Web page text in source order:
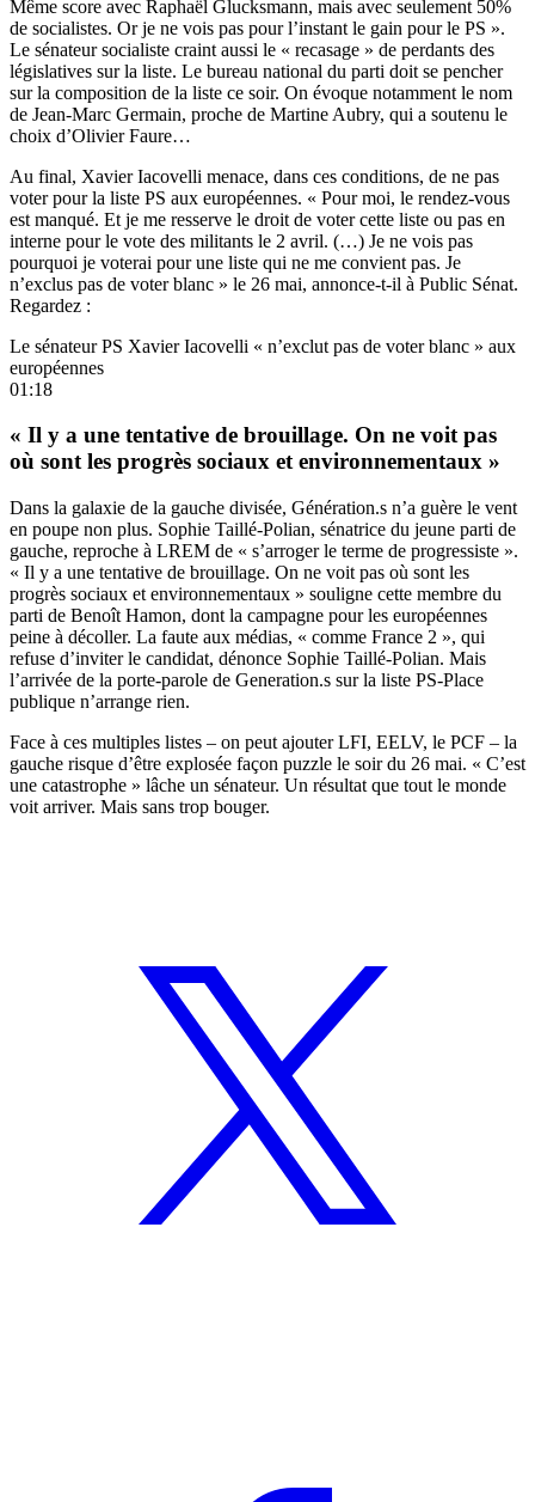
Même score avec Raphaël Glucksmann, mais avec seulement 50%
de socialistes. Or je ne vois pas pour l’instant le gain pour le PS ».
Le sénateur socialiste craint aussi le « recasage » de perdants des
législatives sur la liste. Le bureau national du parti doit se pencher
sur la composition de la liste ce soir. On évoque notamment le nom
de Jean-Marc Germain, proche de Martine Aubry, qui a soutenu le
choix d’Olivier Faure…
Au final, Xavier Iacovelli menace, dans ces conditions, de ne pas
voter pour la liste PS aux européennes. « Pour moi, le rendez-vous
est manqué. Et je me resserve le droit de voter cette liste ou pas en
interne pour le vote des militants le 2 avril. (…) Je ne vois pas
pourquoi je voterai pour une liste qui ne me convient pas. Je
n’exclus pas de voter blanc » le 26 mai, annonce-t-il à Public Sénat.
Regardez :
Le sénateur PS Xavier Iacovelli « n’exclut pas de voter blanc » aux
européennes
01:18
« Il y a une tentative de brouillage. On ne voit pas
où sont les progrès sociaux et environnementaux »
Dans la galaxie de la gauche divisée, Génération.s n’a guère le vent
en poupe non plus. Sophie Taillé-Polian, sénatrice du jeune parti de
gauche, reproche à LREM de « s’arroger le terme de progressiste ».
« Il y a une tentative de brouillage. On ne voit pas où sont les
progrès sociaux et environnementaux » souligne cette membre du
parti de Benoît Hamon, dont la campagne pour les européennes
peine à décoller. La faute aux médias, « comme France 2 », qui
refuse d’inviter le candidat, dénonce Sophie Taillé-Polian. Mais
l’arrivée de la porte-parole de Generation.s sur la liste PS-Place
publique n’arrange rien.
Face à ces multiples listes – on peut ajouter LFI, EELV, le PCF – la
gauche risque d’être explosée façon puzzle le soir du 26 mai. « C’est
une catastrophe » lâche un sénateur. Un résultat que tout le monde
voit arriver. Mais sans trop bouger.